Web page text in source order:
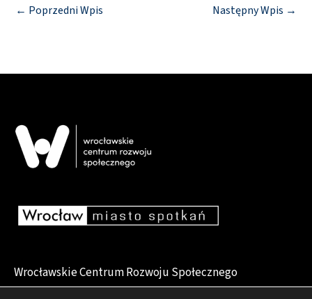
← Poprzedni Wpis Następny Wpis →
Wrocławskie Centrum Rozwoju Społecznego
pl. Dominikański 6, 50-159 Wrocław